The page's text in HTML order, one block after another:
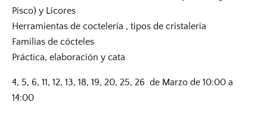
Pisco) y Licores
Herramientas de coctelería , tipos de cristalería
Familias de cócteles
Práctica, elaboración y cata
4, 5, 6, 11, 12, 13, 18, 19, 20, 25, 26 de Marzo de 10:00 a
14:00